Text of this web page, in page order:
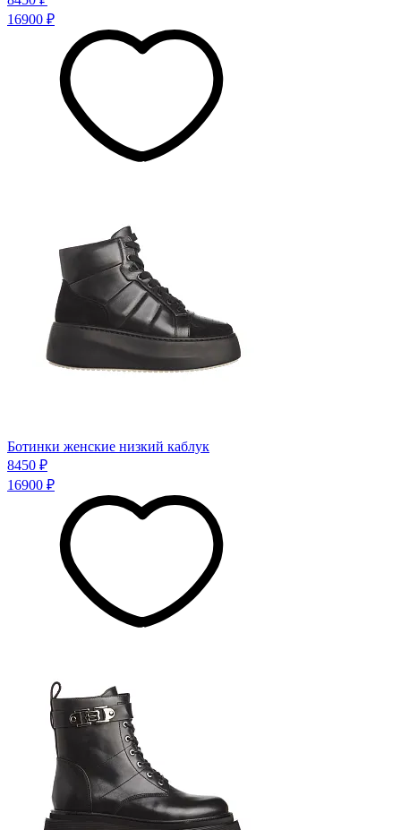
16900 ₽
Ботинки женские низкий каблук
8450 ₽
16900 ₽